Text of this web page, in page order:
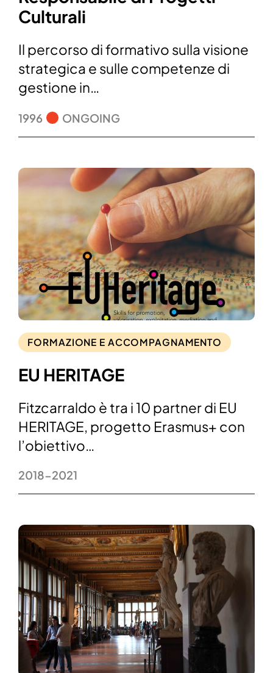
Culturali
Il percorso di formativo sulla visione
strategica e sulle competenze di
gestione in…
1996 ONGOING
FORMAZIONE E ACCOMPAGNAMENTO
EU HERITAGE
Fitzcarraldo è tra i 10 partner di EU
HERITAGE, progetto Erasmus+ con
l’obiettivo…
2018-2021